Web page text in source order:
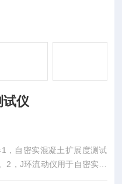
试仪
，自密实混凝土扩展度测试
2，J环流动仪用于自密实混
密实混凝土间隙通过型试验